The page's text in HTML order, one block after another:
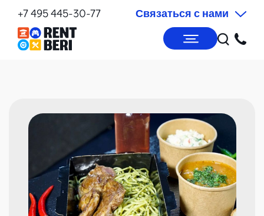
+7 495 445-30-77 Связаться с нами